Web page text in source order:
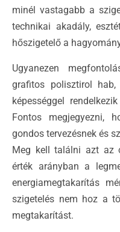
minél vastagabb a
technikai akadály,
hőszigetelő a
Ugyanezen
grafitos polisztirol
képességgel
Fontos megjegyezni,
gondos tervezésnek és
Meg kell találni azt az
érték arányban a
energiamegtakarítás
szigetelés nem hoz a
megtakarítást.